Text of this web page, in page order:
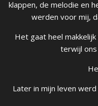
klappen, de melodie en
werden voor mij,
Het gaat heel
terwijl
Later in mijn leven